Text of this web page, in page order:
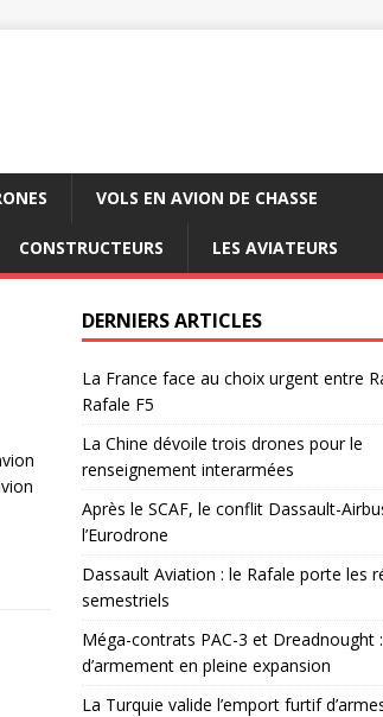
VOLS EN AVION DE CHASSE
CONSTRUCTEURS LES AVIATEURS
DERNIERS ARTICLES
La France face au choix urgent entre
Rafale F5
La Chine dévoile trois drones pour le
renseignement interarmées
Après le SCAF, le conflit Dassault-
l’Eurodrone
Dassault Aviation : le Rafale porte les
semestriels
Méga-contrats PAC-3 et Dreadnought :
d’armement en pleine expansion
La Turquie valide l’emport furtif